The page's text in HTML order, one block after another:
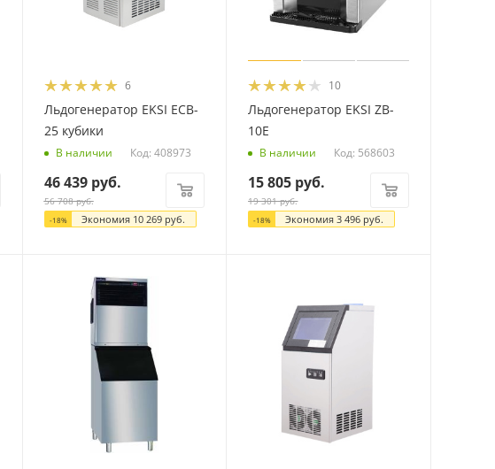
6
Льдогенератор EKSI ECB-
25 кубики
В наличии Код: 408973
46 439руб.
56 708руб.
-18% Экономия 10 269руб.
10
Льдогенератор EKSI ZB-
10E
В наличии Код: 568603
15 805 руб.
19 301руб.
-18% Экономия3 496 руб.